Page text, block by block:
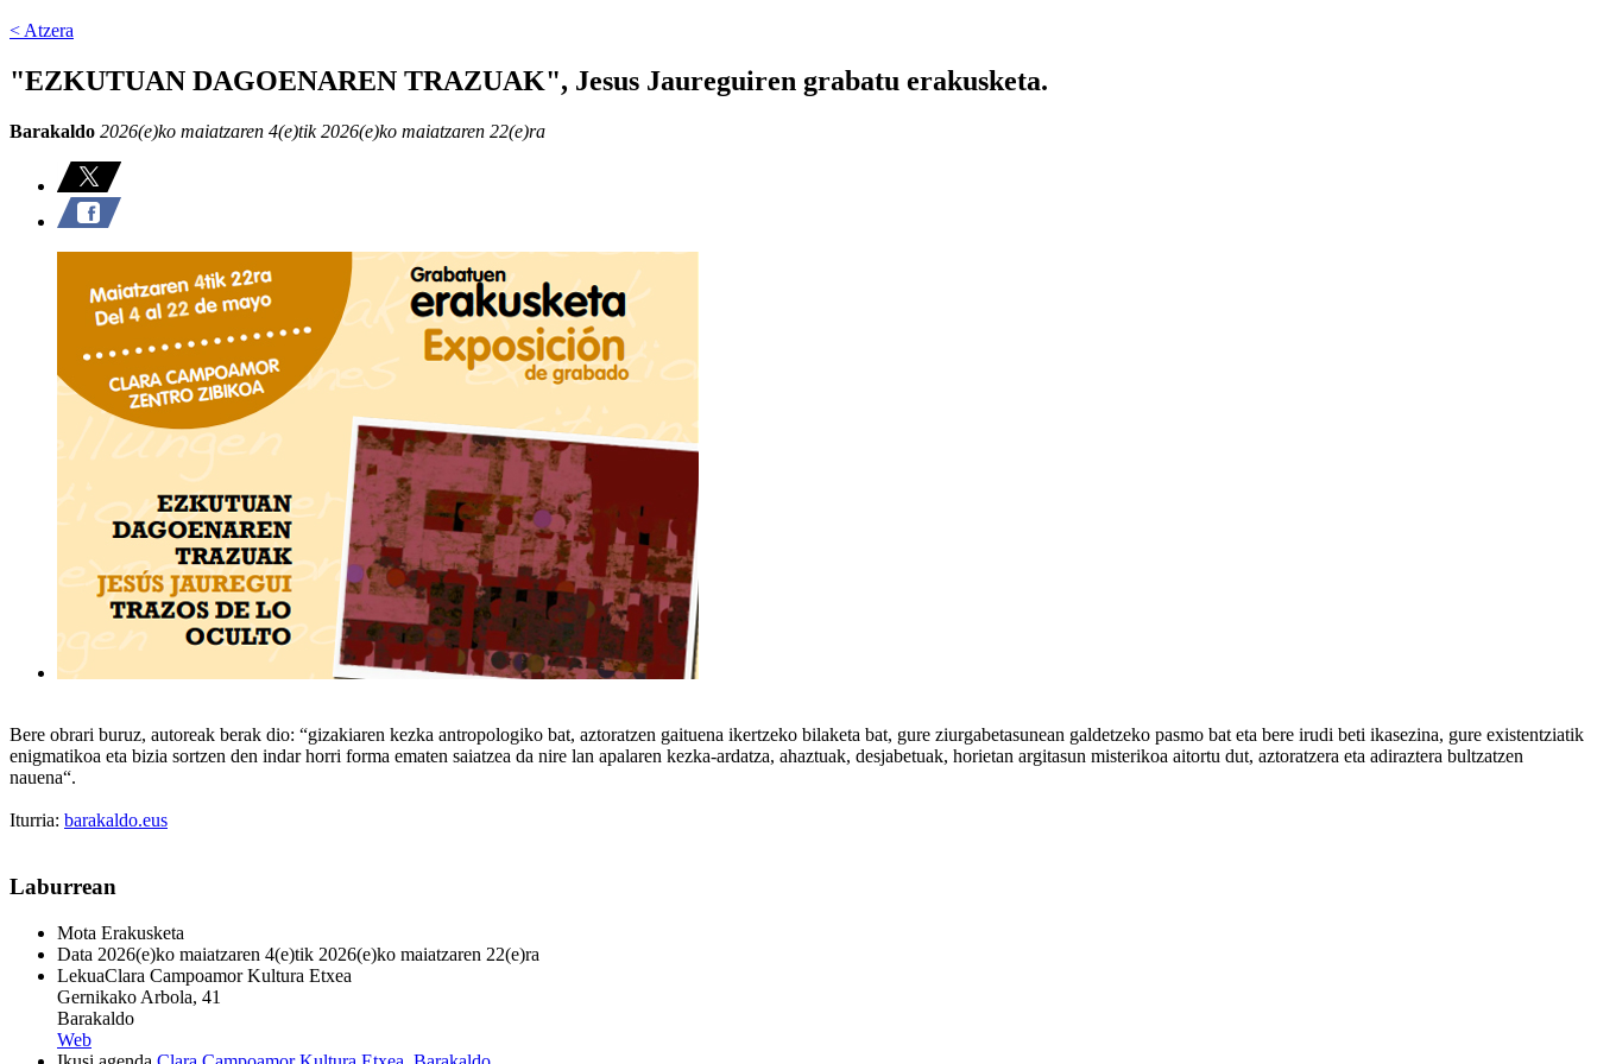
< Atzera
"EZKUTUAN DAGOENAREN TRAZUAK", Jesus Jaureguiren grabatu erakusketa.
Barakaldo 2026(e)ko maiatzaren 4(e)tik 2026(e)ko maiatzaren 22(e)ra
Bere obrari buruz, autoreak berak dio: “gizakiaren kezka antropologiko bat, aztoratzen gaituena ikertzeko bilaketa bat, gure ziurgabetasunean galdetzeko pasmo bat eta bere irudi beti ikasezina, gure existentziatik
enigmatikoa eta bizia sortzen den indar horri forma ematen saiatzea da nire lan apalaren kezka-ardatza, ahaztuak, desjabetuak, horietan argitasun misterikoa aitortu dut, aztoratzera eta adiraztera bultzatzen
nauena“.
Iturria: barakaldo.eus
Laburrean
Mota Erakusketa
Data 2026(e)ko maiatzaren 4(e)tik 2026(e)ko maiatzaren 22(e)ra
LekuaClara Campoamor Kultura Etxea
Gernikako Arbola, 41
Barakaldo
Web